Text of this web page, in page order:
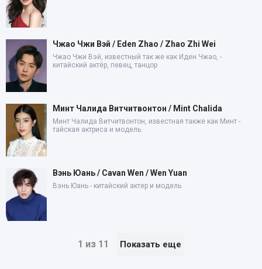
Чжао Чжи Вэй / Eden Zhao / Zhao Zhi Wei
Чжао Чжи Вэй, известный так же как Иден Чжао, -
китайский актёр, певец, танцор
Минт Чалида Витчитвонтон / Mint Chalida
Минт Чалида Витчитвонтон, известная также как Минт -
тайская актриса и модель.
Вэнь Юань / Cavan Wen / Wen Yuan
Вэнь Юань - китайский актер и модель.
1 из 11 Показать еще